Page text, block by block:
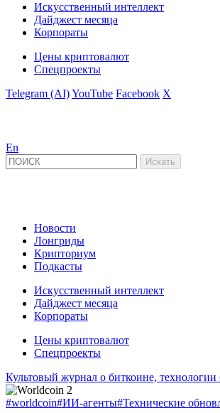
Искусственный интеллект
Дайджест месяца
Корпораты
Цены криптовалют
Спецпроекты
Telegram (AI)YouTube Facebook X
En
Новости
Лонгриды
Крипториум
Подкасты
Искусственный интеллект
Дайджест месяца
Корпораты
Цены криптовалют
Спецпроекты
Культовый журнал о биткоине,
#worldcoin#ИИ-агенты#Технические